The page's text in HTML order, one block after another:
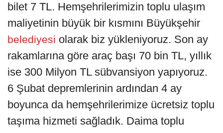
bilet 7 TL. Hemşehrilerimizin toplu ulaşım
maliyetinin büyük bir kısmını Büyükşehir
belediyesi olarak biz yükleniyoruz. Son ay
rakamlarına göre araç başı 70 bin TL, yıllık
ise 300 Milyon TL sübvansiyon yapıyoruz.
6 Şubat depremlerinin ardından 4 ay
boyunca da hemşehrilerimize ücretsiz toplu
taşıma hizmeti sağladık. Daima toplu